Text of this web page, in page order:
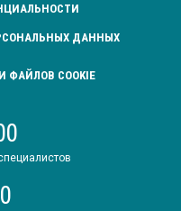
ДАННЫХ
COOKIE